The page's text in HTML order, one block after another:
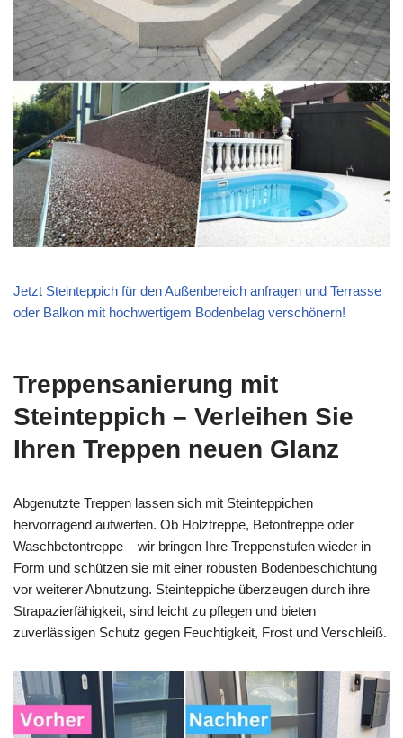
Jetzt Steinteppich für den Außenbereich anfragen und Terrasse
oder Balkon mit hochwertigem Bodenbelag verschönern!
Treppensanierung mit
Steinteppich – Verleihen Sie
Ihren Treppen neuen Glanz
Abgenutzte Treppen lassen sich mit Steinteppichen
hervorragend aufwerten. Ob Holztreppe, Betontreppe oder
Waschbetontreppe – wir bringen Ihre Treppenstufen wieder in
Form und schützen sie mit einer robusten Bodenbeschichtung
vor weiterer Abnutzung. Steinteppiche überzeugen durch ihre
Strapazierfähigkeit, sind leicht zu pflegen und bieten
zuverlässigen Schutz gegen Feuchtigkeit, Frost und Verschleiß.